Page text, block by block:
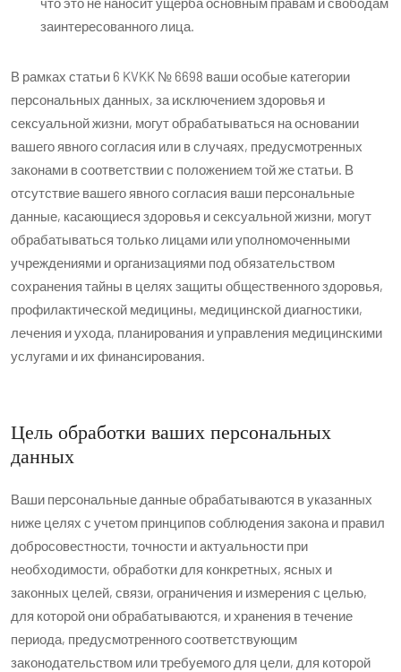
заинтересованного лица.
В рамках статьи 6 KVKK № 6698 ваши особые категории
персональных данных, за исключением здоровья и
сексуальной жизни, могут обрабатываться на основании
вашего явного согласия или в случаях, предусмотренных
законами в соответствии с положением той же статьи. В
отсутствие вашего явного согласия ваши персональные
данные, касающиеся здоровья и сексуальной жизни, могут
обрабатываться только лицами или уполномоченными
учреждениями и организациями под обязательством
сохранения тайны в целях защиты общественного здоровья,
профилактической медицины, медицинской диагностики,
лечения и ухода, планирования и управления медицинскими
услугами и их финансирования.
Цель обработки ваших персональных
данных
Ваши персональные данные обрабатываются в указанных
ниже целях с учетом принципов соблюдения закона и правил
добросовестности, точности и актуальности при
необходимости, обработки для конкретных, ясных и
законных целей, связи, ограничения и измерения с целью,
для которой они обрабатываются, и хранения в течение
периода, предусмотренного соответствующим
законодательством или требуемого для цели, для которой